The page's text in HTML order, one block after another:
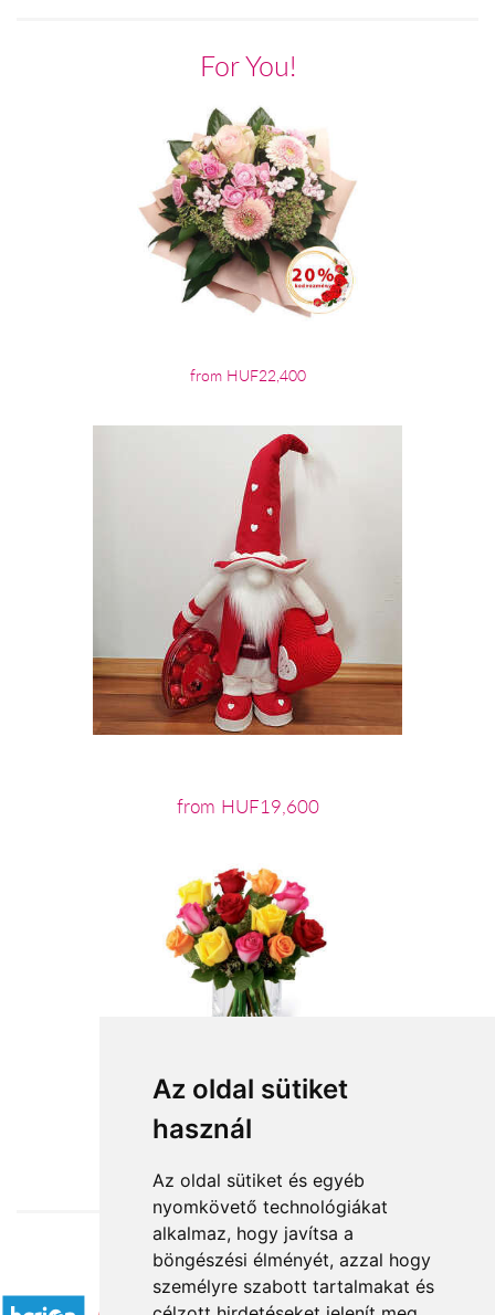
Az oldal sütiket
használ
Az oldal sütiket és egyéb
nyomkövető technológiákat
alkalmaz, hogy javítsa a
böngészési élményét, azzal hogy
személyre szabott tartalmakat és
For You!
from HUF22,400
from HUF19,600
from HUF3,800
Accepted payment methods